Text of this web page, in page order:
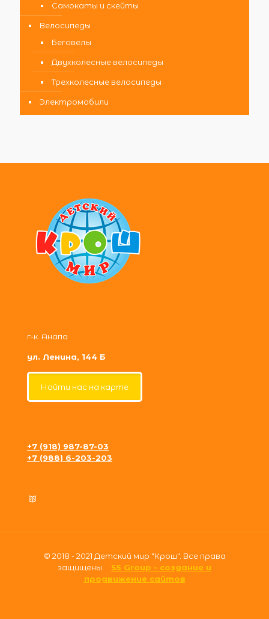
Самокаты и скейты
Велосипеды
Беговелы
Двухколесные велосипеды
Трехколесные велосипеды
Электромобили
г-к. Анапа
ул. Ленина, 144 Б
Найти нас на карте
+7 (918) 987-87-03
+7 (988) 6-203-203
© 2018 - 2021 Детский мир "Крош". Все права
защищены. S5 Group - создание и
продвижение сайтов